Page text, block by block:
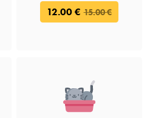
12.00 € 15.00 €